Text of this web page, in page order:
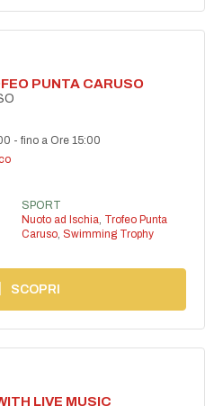
PUNTA CARUSO
-fino a Ore 15:00
SPORT
Nuoto ad Ischia Trofeo Punta
Caruso, Swimming Trophy
SCOPRI
LIVE MUSIC